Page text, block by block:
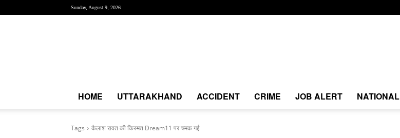
Sunday, August 9, 2026
HOME UTTARAKHAND ACCIDENT CRIME JOB ALERT NATIONAL
Tags कैलाश रावत की किस्मत Dream11 पर चमक गई